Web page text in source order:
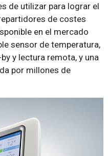
de utilizar para lograr el
de costes
en el mercado
sensor de temperatura,
y lectura remota, y una
por millones de